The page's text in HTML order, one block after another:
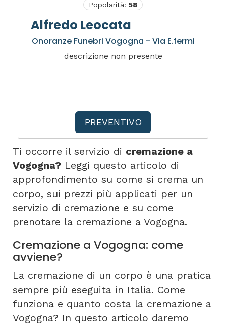
Popolarità: 58
Alfredo Leocata
Onoranze Funebri Vogogna - Via E.fermi
descrizione non presente
PREVENTIVO
Ti occorre il servizio di cremazione a
Vogogna? Leggi questo articolo di
approfondimento su come si crema un
corpo, sui prezzi più applicati per un
servizio di cremazione e su come
prenotare la cremazione a Vogogna.
Cremazione a Vogogna: come
avviene?
La cremazione di un corpo è una pratica
sempre più eseguita in Italia. Come
funziona e quanto costa la cremazione a
Vogogna? In questo articolo daremo